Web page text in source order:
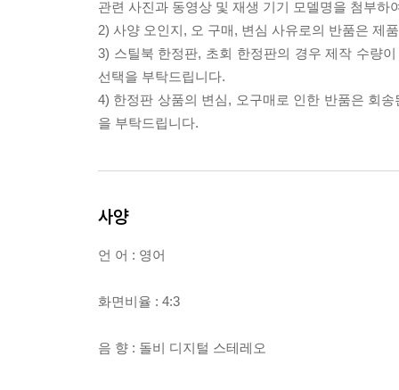
관련 사진과 동영상 및 재생 기기 모델명을 첨부하
2) 사양 오인지, 오 구매, 변심 사유로의 반품은 제
3) 스틸북 한정판, 초회 한정판의 경우 제작 수량
선택을 부탁드립니다.
4) 한정판 상품의 변심, 오구매로 인한 반품은 회
을 부탁드립니다.
사양
언 어 : 영어
화면비율 : 4:3
음 향 : 돌비 디지털 스테레오